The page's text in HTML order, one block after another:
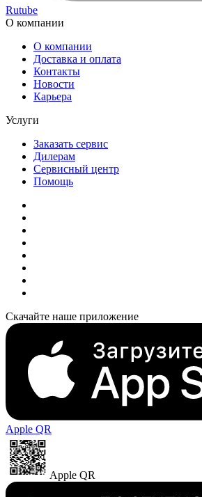
Rutube
О компании
О компании
Доставка и оплата
Контакты
Новости
Карьера
Услуги
Заказать сервис
Дилерам
Сервисный центр
Помощь
Скачайте наше приложение
Apple QR
Apple QR